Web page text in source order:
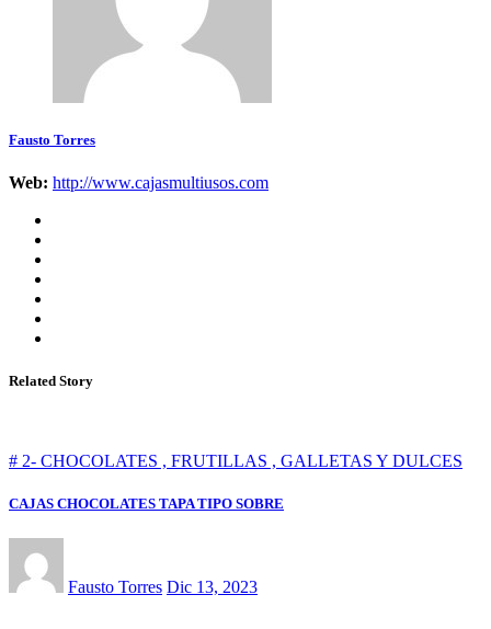
Fausto Torres
Web: http://www.cajasmultiusos.com
Related Story
# 2- CHOCOLATES , FRUTILLAS , GALLETAS Y DULCES
CAJAS CHOCOLATES TAPA TIPO SOBRE
Fausto Torres Dic 13, 2023